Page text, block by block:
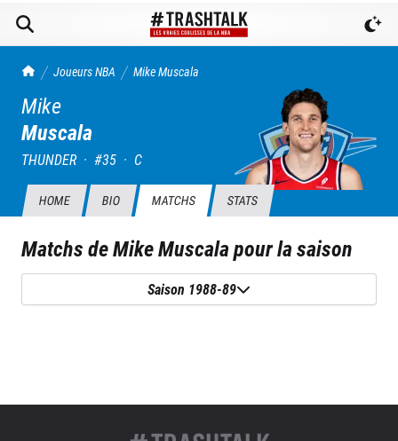
TrashTalk Actu NBA
Joueurs NBA MikeMuscala
Mike
Muscala
THUNDER · #35 · C
HOME BIO MATCHS STATS
Matchs deMike Muscalapour la saison
Saison 1988-89